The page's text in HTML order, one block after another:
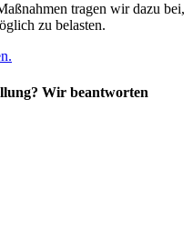
tragen wir dazu bei,
zu belasten.
Wir beantworten